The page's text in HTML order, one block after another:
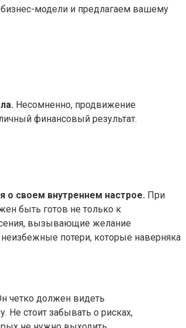
бизнес-модели и предлагаем вашему
Несомненно, продвижение
финансовый результат.
о своем внутреннем настрое. При
быть готов не только к
вызывающие желание
неизбежные потери, которые наверняка
четко должен видеть
Не стоит забывать о рисках,